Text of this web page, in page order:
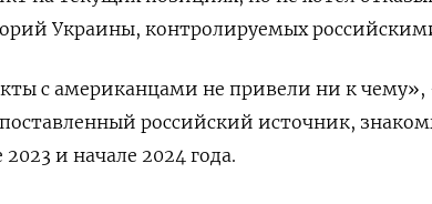
Украины, контролируемых
с американцами не привели ни к чему»,
российский источник,
2023 и начале 2024 года.